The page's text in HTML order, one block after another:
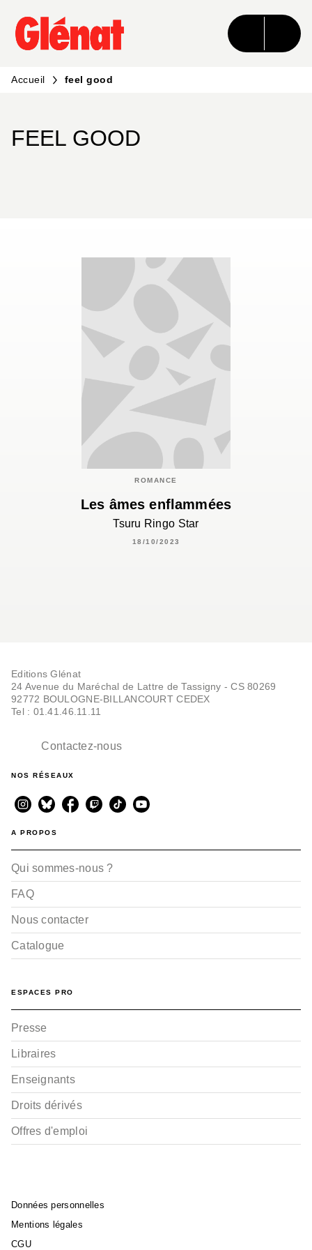
MENU RECHERCHE CONTENU
PIED DE PAGE
Accueil feel good
FEEL GOOD
ROMANCE
Les âmes enflammées
Tsuru Ringo Star
18/10/2023
Editions Glénat
24 Avenue du Maréchal de Lattre de Tassigny - CS 80269
92772 BOULOGNE-BILLANCOURT CEDEX
Tel : 01.41.46.11.11
Contactez-nous
NOS RÉSEAUX
A PROPOS
Qui sommes-nous ?
FAQ
Nous contacter
Catalogue
ESPACES PRO
Presse
Libraires
Enseignants
Droits dérivés
Offres d'emploi
Données personnelles
Mentions légales
CGU